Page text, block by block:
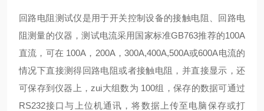
回路电阻测试仪是用于开关控制设备的接触电阻、回路电
阻测量的仪器，测试电流采用国家标准GB763推荐的100A
直流，可在 100A，200A，300A,400A,500A或600A电流的
情况下直接测得回路电阻或者接触电阻，并直接显示，还
可保存到仪器上，zui大组数为 100组，保存的数据可通过
RS232接口与上位机通讯，将数据上传至电脑保存或打